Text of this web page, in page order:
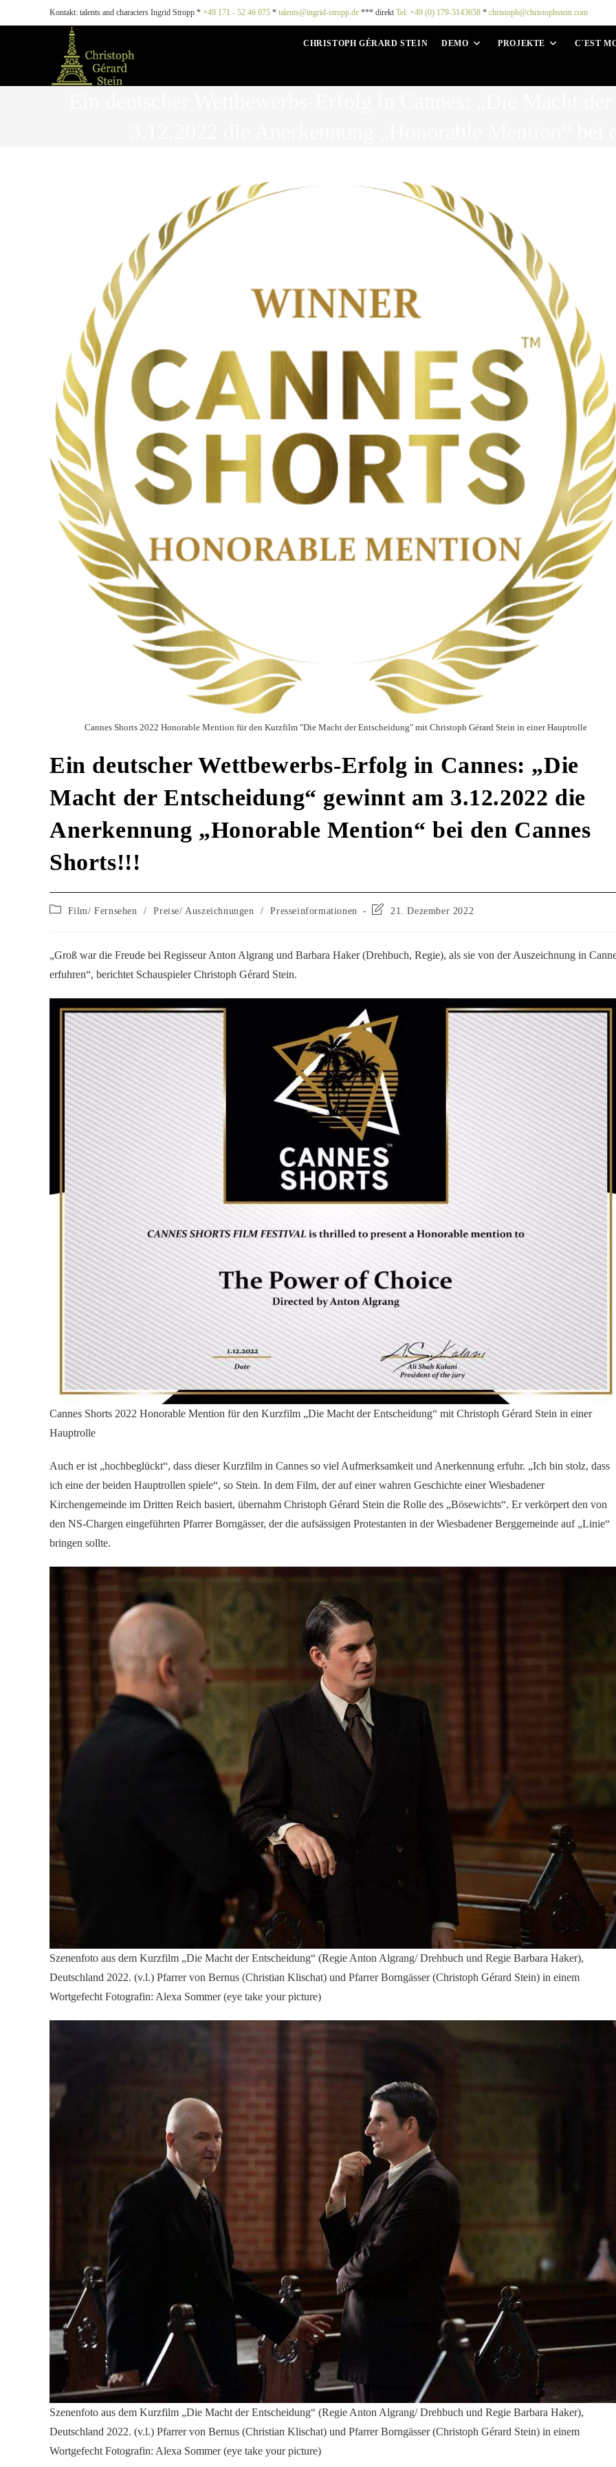
Kontakt: talents and characters Ingrid Stropp * +49 171 - 52 46 075 * talents@ingrid-stropp.de *** direkt Tel: +49 (0) 179-5143658 * christoph@christophstein.com
CHRISTOPH GÉRARD STEIN DEMO PROJEKTE C´EST
Cannes Shorts 2022 Honorable Mention für den Kurzfilm "Die Macht der Entscheidung" mit Christoph Gérard Stein in einer Hauptrolle
Ein deutscher Wettbewerbs-Erfolg in Cannes: „Die
Macht der Entscheidung“ gewinnt am 3.12.2022 die
Anerkennung „Honorable Mention“ bei den Cannes
Shorts!!!
Film/ Fernsehen / Preise/ Auszeichnungen / Presseinformationen 21. Dezember 2022
„Groß war die Freude bei Regisseur Anton Algrang und Barbara Haker (Drehbuch, Regie), als sie von der Auszeichnung in
erfuhren“, berichtet Schauspieler Christoph Gérard Stein.
Cannes Shorts 2022 Honorable Mention für den Kurzfilm „Die Macht der Entscheidung“ mit Christoph Gérard Stein in einer
Hauptrolle
Auch er ist „hochbeglückt“, dass dieser Kurzfilm in Cannes so viel Aufmerksamkeit und Anerkennung erfuhr. „Ich bin stolz, dass
ich eine der beiden Hauptrollen spiele“, so Stein. In dem Film, der auf einer wahren Geschichte einer Wiesbadener
Kirchengemeinde im Dritten Reich basiert, übernahm Christoph Gérard Stein die Rolle des „Bösewichts“. Er verkörpert den von
den NS-Chargen eingeführten Pfarrer Borngässer, der die aufsässigen Protestanten in der Wiesbadener Berggemeinde auf „Linie“
bringen sollte.
Szenenfoto aus dem Kurzfilm „Die Macht der Entscheidung“ (Regie Anton Algrang/ Drehbuch und Regie Barbara Haker),
Deutschland 2022. (v.l.) Pfarrer von Bernus (Christian Klischat) und Pfarrer Borngässer (Christoph Gérard Stein) in einem
Wortgefecht Fotografin: Alexa Sommer (eye take your picture)
Szenenfoto aus dem Kurzfilm „Die Macht der Entscheidung“ (Regie Anton Algrang/ Drehbuch und Regie Barbara Haker),
Deutschland 2022. (v.l.) Pfarrer von Bernus (Christian Klischat) und Pfarrer Borngässer (Christoph Gérard Stein) in einem
Wortgefecht Fotografin: Alexa Sommer (eye take your picture)